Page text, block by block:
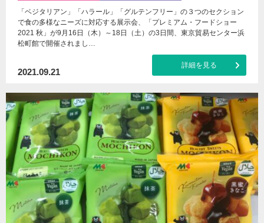
「ベジタリアン」「ハラール」「グルテンフリー」の３つのセクション
で食の多様なニーズに対応する展示会、「プレミアム・フードショー
2021 秋」が9月16日（木）～18日（土）の3日間、東京貿易センター浜
松町館で開催されまし…
2021.09.21
詳細を見る